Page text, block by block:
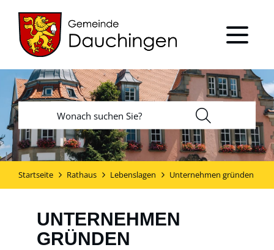
Startseite Rathaus Lebenslagen Unternehmen gründen
UNTERNEHMEN
GRÜNDEN